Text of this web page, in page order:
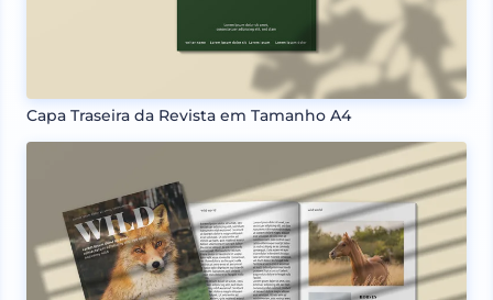
Capa Traseira da Revista em Tamanho A4